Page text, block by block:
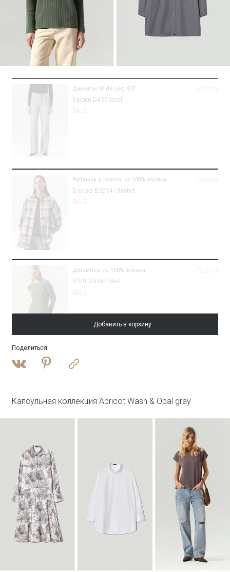
Джинсы Wide Leg 437
Брюки D437/ersel
SALE
Войти
Рубашка в клетку из 100% хлопка
Блузка B3214/sherbet
SALE
Войти
Джемпер из 100% хлопка
B3010/artichokes
SALE
Войти
Плащ с потайным капюшоном
Блузка B3127/dvunoch
Войти
Добавить в корзину
Поделиться:
Капсульная коллекция Apricot Wash & Opal gray